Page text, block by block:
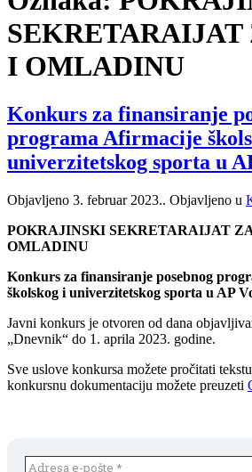
SEKRETARAIJAT
I OMLADINU
Konkurs za finansiranje
programa Afirmacije
univerzitetskog sporta u
Objavljeno 3. februar 2023.. Objavljeno u
POKRAJINSKI SEKRETARAIJAT
OMLADINU
Konkurs za finansiranje posebnog
školskog i univerzitetskog sporta u AP
Javni konkurs je otvoren od dana
„Dnevnik“ do 1. aprila 2023. godine.
Sve uslove konkursa možete pročitati
konkursnu dokumentaciju možete preuzeti